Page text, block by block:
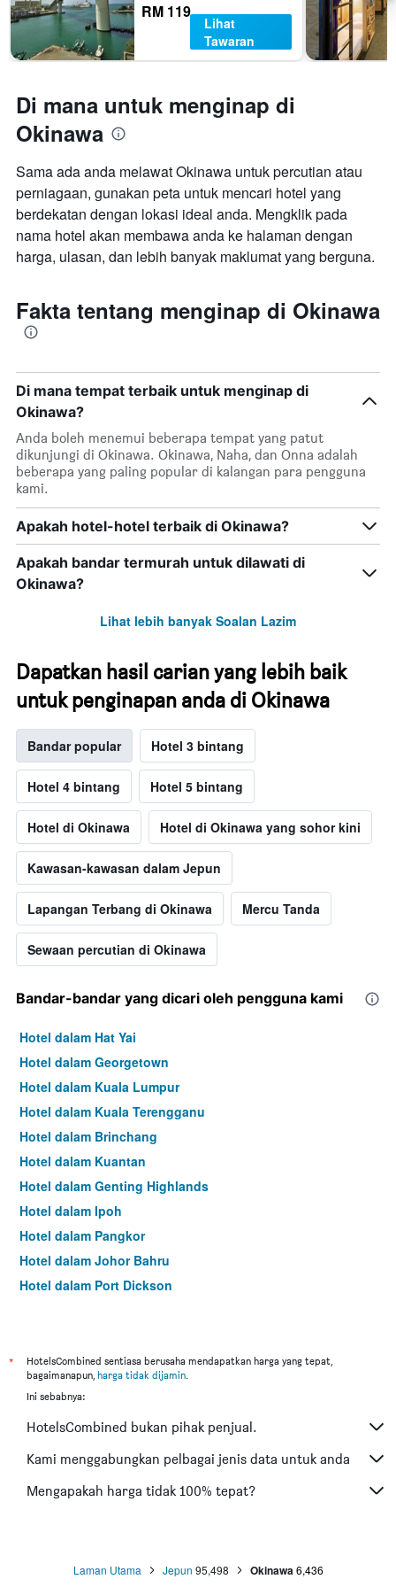
RM 119
Lihat
Tawaran
Di mana untuk menginap di
Okinawa
Sama ada anda melawat Okinawa untuk percutian atau
perniagaan, gunakan peta untuk mencari hotel yang
berdekatan dengan lokasi ideal anda. Mengklik pada
nama hotel akan membawa anda ke halaman dengan
harga, ulasan, dan lebih banyak maklumat yang berguna.
Fakta tentang menginap di Okinawa
Di mana tempat terbaik untuk menginap di
Okinawa?
Anda boleh menemui beberapa tempat yang patut
dikunjungi di Okinawa. Okinawa, Naha, dan Onna adalah
beberapa yang paling popular di kalangan para pengguna
kami.
Apakah hotel-hotel terbaik di Okinawa?
Apakah bandar termurah untuk dilawati di
Okinawa?
Lihat lebih banyak Soalan Lazim
Dapatkan hasil carian yang lebih baik
untuk penginapan anda di Okinawa
Bandar popular Hotel 3 bintang
Hotel 4 bintang Hotel 5 bintang
Hotel di Okinawa Hotel di Okinawa yang sohor kini
Kawasan-kawasan dalam Jepun
Lapangan Terbang di Okinawa Mercu Tanda
Sewaan percutian di Okinawa
Bandar-bandar yang dicari oleh pengguna kami
Hotel dalam Hat Yai
Hotel dalam Georgetown
Hotel dalam Kuala Lumpur
Hotel dalam Kuala Terengganu
Hotel dalam Brinchang
Hotel dalam Kuantan
Hotel dalam Genting Highlands
Hotel dalam Ipoh
Hotel dalam Pangkor
Hotel dalam Johor Bahru
Hotel dalam Port Dickson
*
HotelsCombined sentiasa berusaha mendapatkan harga yang tepat,
bagaimanapun, harga tidak dijamin.
Ini sebabnya:
HotelsCombined bukan pihak penjual.
Kami menggabungkan pelbagai jenis data untuk anda
Mengapakah harga tidak 100% tepat?
Laman Utama Jepun 95,498 Okinawa 6,436